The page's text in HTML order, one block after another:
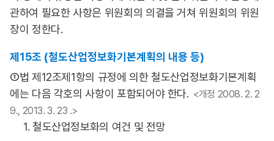
관하여 필요한 사항은 위원회의 의결을 거쳐 위원회의 위원
장이 정한다.
제15조 (철도산업정보화기본계획의 내용 등)
①법 제12조제1항의 규정에 의한 철도산업정보화기본계획
에는 다음 각호의 사항이 포함되어야 한다. <개정 2008. 2. 2
9., 2013. 3. 23 .>
1. 철도산업정보화의 여건 및 전망